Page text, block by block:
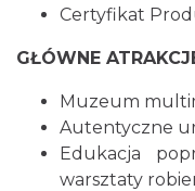
Certyfikat
GŁÓWNE
Muzeum
Autentyczne
Edukacja
warsztaty